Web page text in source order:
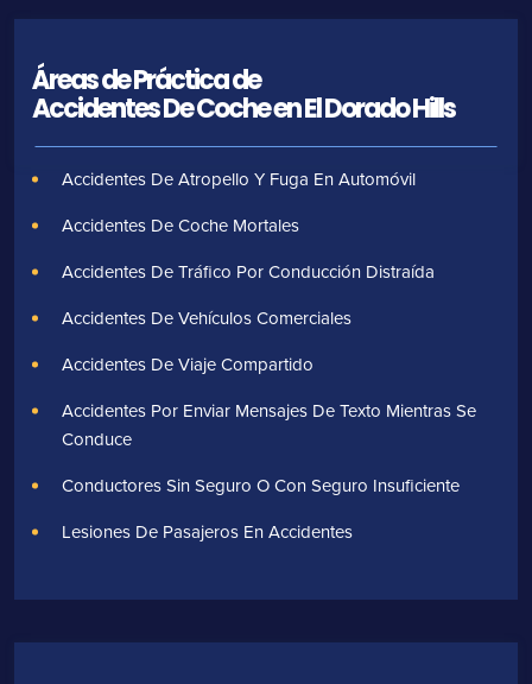
Áreas de Práctica de
Accidentes De Coche en El Dorado Hills
Accidentes De Atropello Y Fuga En Automóvil
Accidentes De Coche Mortales
Accidentes De Tráfico Por Conducción Distraída
Accidentes De Vehículos Comerciales
Accidentes De Viaje Compartido
Accidentes Por Enviar Mensajes De Texto Mientras Se
Conduce
Conductores Sin Seguro O Con Seguro Insuficiente
Lesiones De Pasajeros En Accidentes